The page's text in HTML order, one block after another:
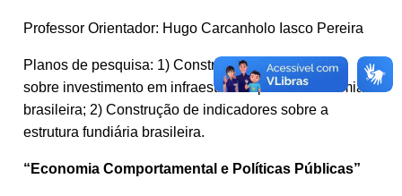
Professor Orientador: Hugo Carcanholo Iasco Pereira
Planos de pesquisa: 1) Construção de indicadores
sobre investimento em infraestrutura para a economia
brasileira; 2) Construção de indicadores sobre a
estrutura fundiária brasileira.
“Economia Comportamental e Políticas Públicas”